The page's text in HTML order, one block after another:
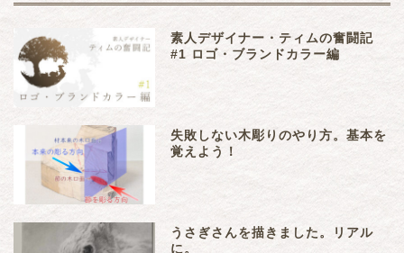
素人デザイナー・ティムの奮闘記
#1 ロゴ・ブランドカラー編
失敗しない木彫りのやり方。基本を
覚えよう！
うさぎさんを描きました。リアル
に。